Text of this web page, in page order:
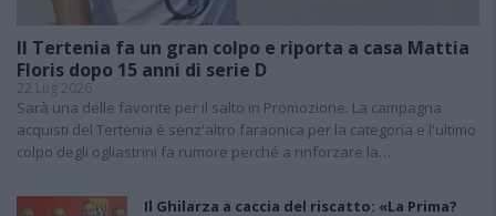
Il Tertenia fa un gran colpo e riporta a casa Mattia
Floris dopo 15 anni di serie D
22 Lug 2026
Sarà una delle favorite per il salto in Promozione. La campagna
acquisti del Tertenia è senz'altro faraonica per la categoria e l'ultimo
colpo degli ogliastrini fa rumore perché a rinforzare la…
Il Ghilarza a caccia del riscatto: «La Prima?